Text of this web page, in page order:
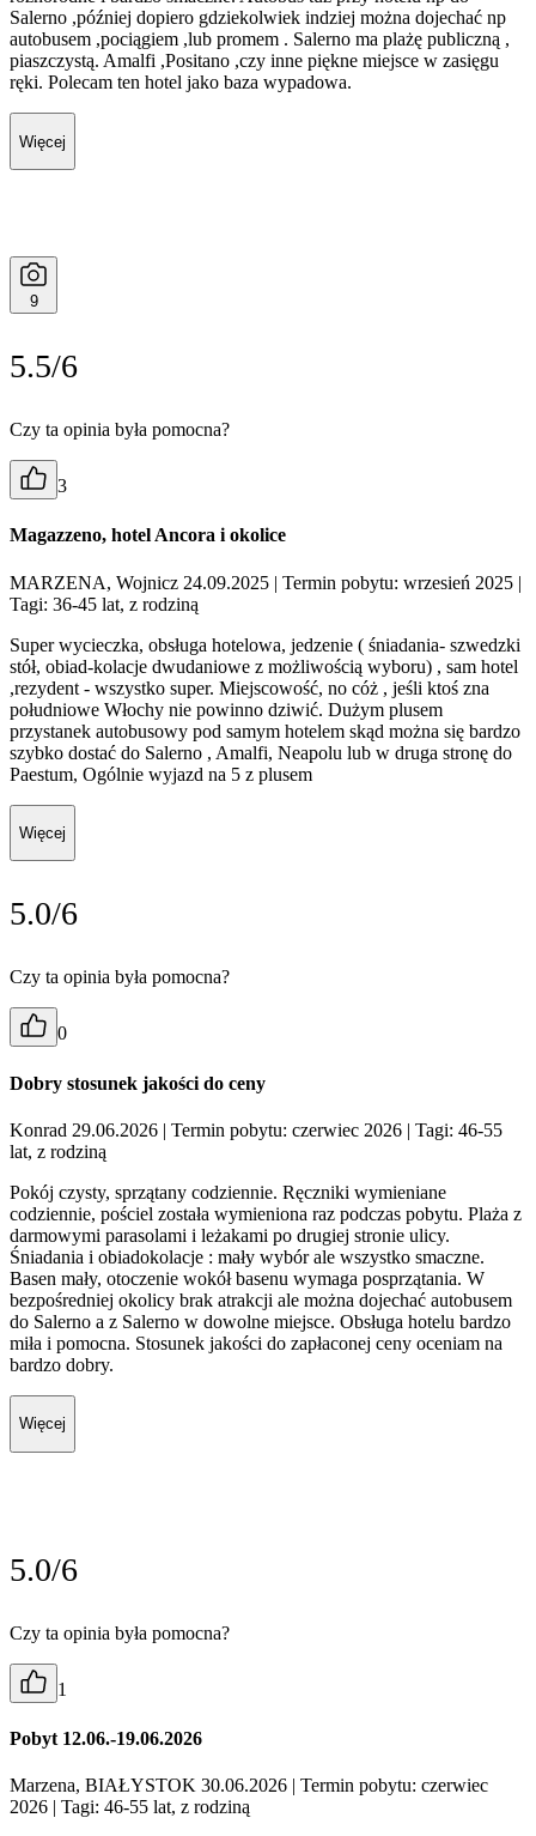
Salerno ,później dopiero gdziekolwiek indziej można dojechać np
autobusem ,pociągiem ,lub promem . Salerno ma plażę publiczną ,
piaszczystą. Amalfi ,Positano ,czy inne piękne miejsce w zasięgu
ręki. Polecam ten hotel jako baza wypadowa.
Więcej
9
5.5/6
Czy ta opinia była pomocna?
3
Magazzeno, hotel Ancora i okolice
MARZENA, Wojnicz 24.09.2025 | Termin pobytu: wrzesień 2025 |
Tagi: 36-45 lat, z rodziną
Super wycieczka, obsługa hotelowa, jedzenie ( śniadania- szwedzki
stół, obiad-kolacje dwudaniowe z możliwością wyboru) , sam hotel
,rezydent - wszystko super. Miejscowość, no cóż , jeśli ktoś zna
południowe Włochy nie powinno dziwić. Dużym plusem
przystanek autobusowy pod samym hotelem skąd można się bardzo
szybko dostać do Salerno , Amalfi, Neapolu lub w druga stronę do
Paestum, Ogólnie wyjazd na 5 z plusem
Więcej
5.0/6
Czy ta opinia była pomocna?
0
Dobry stosunek jakości do ceny
Konrad 29.06.2026 | Termin pobytu: czerwiec 2026 | Tagi: 46-55
lat, z rodziną
Pokój czysty, sprzątany codziennie. Ręczniki wymieniane
codziennie, pościel została wymieniona raz podczas pobytu. Plaża z
darmowymi parasolami i leżakami po drugiej stronie ulicy.
Śniadania i obiadokolacje : mały wybór ale wszystko smaczne.
Basen mały, otoczenie wokół basenu wymaga posprzątania. W
bezpośredniej okolicy brak atrakcji ale można dojechać autobusem
do Salerno a z Salerno w dowolne miejsce. Obsługa hotelu bardzo
miła i pomocna. Stosunek jakości do zapłaconej ceny oceniam na
bardzo dobry.
Więcej
5.0/6
Czy ta opinia była pomocna?
1
Pobyt 12.06.-19.06.2026
Marzena, BIAŁYSTOK 30.06.2026 | Termin pobytu: czerwiec
2026 | Tagi: 46-55 lat, z rodziną